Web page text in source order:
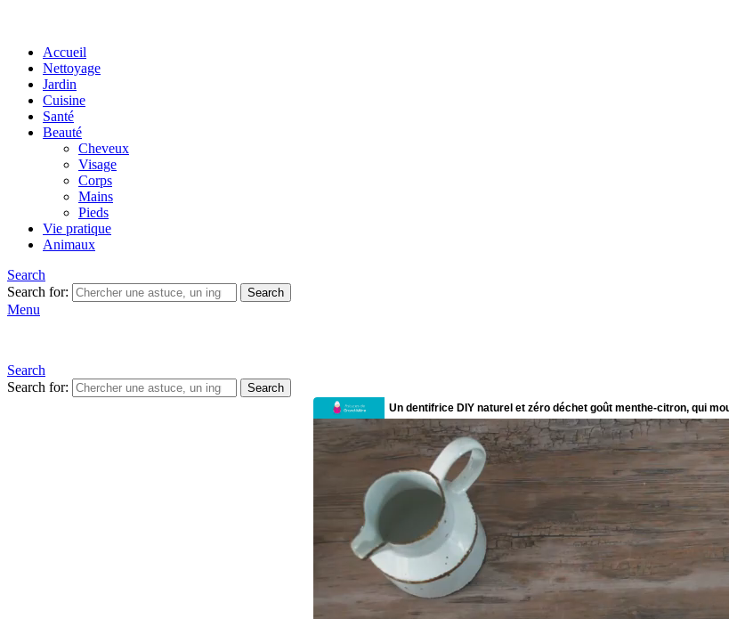
Accueil
Nettoyage
Jardin
Cuisine
Santé
Beauté
Cheveux
Visage
Corps
Mains
Pieds
Vie pratique
Animaux
Search
Search for:
Search
Menu
Search
Search for:
Search